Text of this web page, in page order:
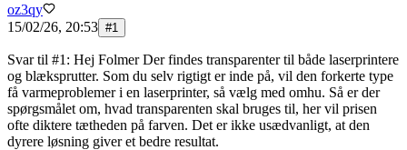
oz3qy
15/02/26, 20:53 #1
Svar til #1: Hej Folmer Der findes transparenter til både laserprintere
og blæksprutter. Som du selv rigtigt er inde på, vil den forkerte type
få varmeproblemer i en laserprinter, så vælg med omhu. Så er der
spørgsmålet om, hvad transparenten skal bruges til, her vil prisen
ofte diktere tætheden på farven. Det er ikke usædvanligt, at den
dyrere løsning giver et bedre resultat.